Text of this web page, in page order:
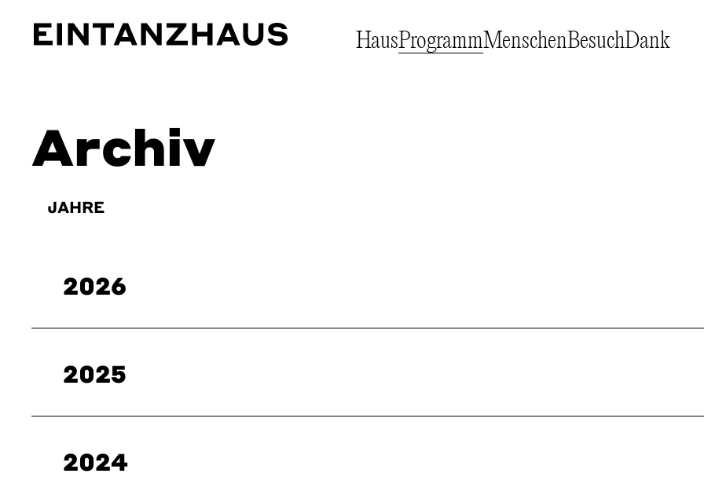
EinTanzHaus e.V.
HausProgrammMenschenBesuchDank
Archiv
JAHRE
2026
2025
2024